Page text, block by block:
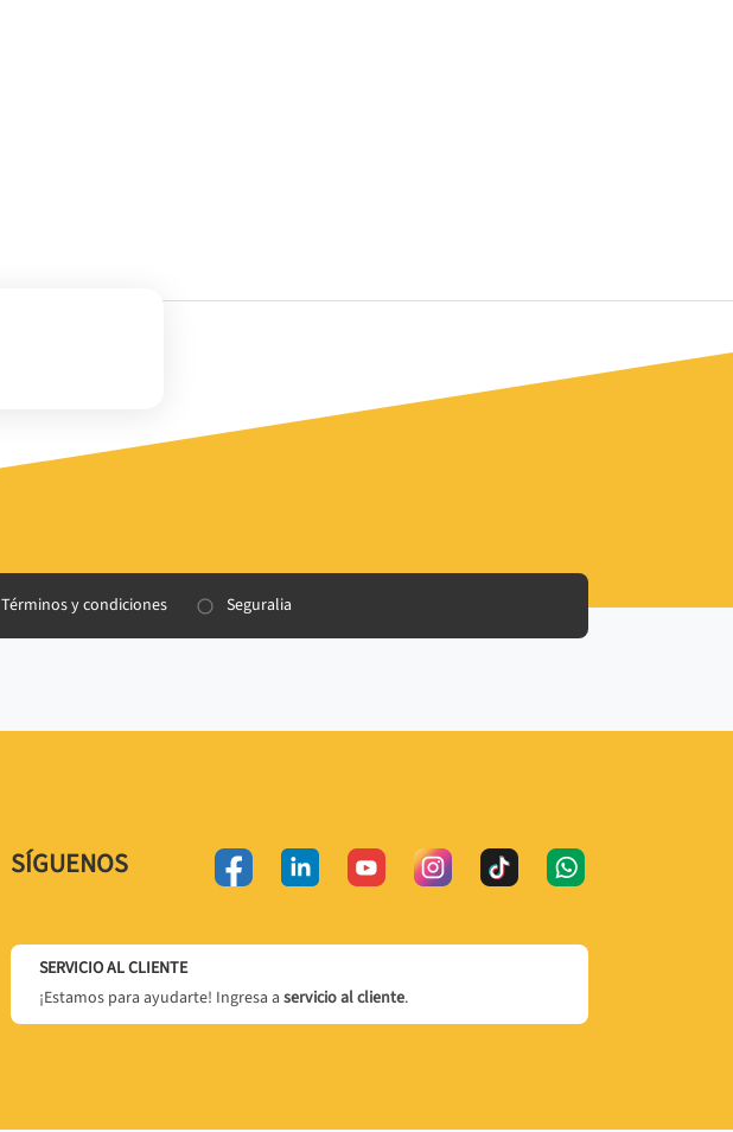
Términos y condiciones Seguralia
SÍGUENOS
SERVICIO AL CLIENTE
¡Estamos para ayudarte! Ingresa a servicio al cliente.